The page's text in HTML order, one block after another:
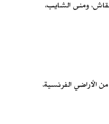
ومنى الشايب،
الأراضي الفرنسية،